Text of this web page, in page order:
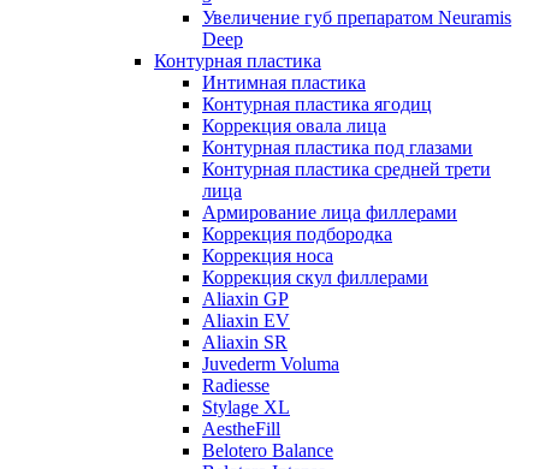
Увеличение губ препаратом Neuramis
Deep
Контурная пластика
Интимная пластика
Контурная пластика ягодиц
Коррекция овала лица
Контурная пластика под глазами
Контурная пластика средней трети
лица
Армирование лица филлерами
Коррекция подбородка
Коррекция носа
Коррекция скул филлерами
Aliaxin GP
Aliaxin EV
Aliaxin SR
Juvederm Voluma
Radiesse
Stylage XL
AestheFill
Belotero Balance